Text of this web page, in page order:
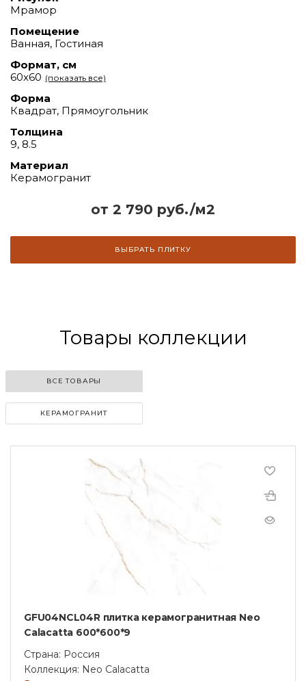
от 2 790 руб./м2
ВЫБРАТЬ ПЛИТКУ
Мрамор
Помещение
Ванная, Гостиная
Формат, см
60x60 (показать все)
Форма
Квадрат, Прямоугольник
Толщина
9, 8.5
Материал
Керамогранит
Товары коллекции
ВСЕ ТОВАРЫ
КЕРАМОГРАНИТ
GFU04NCL04R плитка керамогранитная Neo
Calacatta 600*600*9
Страна: Россия
Коллекция: Neo Calacatta